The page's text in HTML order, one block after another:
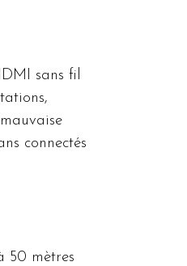
sans fil
connectés
50 mètres